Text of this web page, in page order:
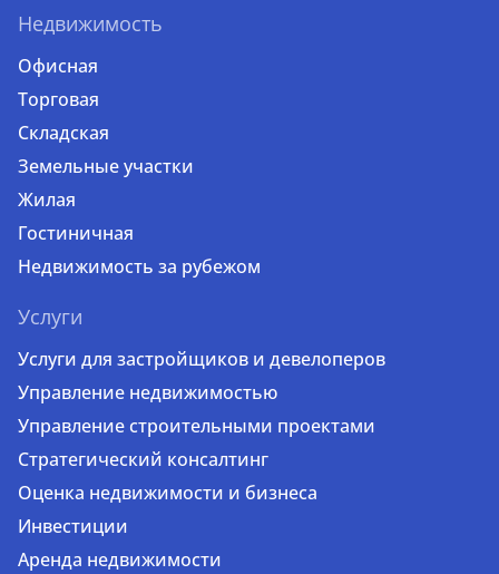
Недвижимость
Офисная
Торговая
Складская
Земельные участки
Жилая
Гостиничная
Недвижимость за рубежом
Услуги
Услуги для застройщиков и девелоперов
Управление недвижимостью
Управление строительными проектами
Стратегический консалтинг
Оценка недвижимости и бизнеса
Инвестиции
Аренда недвижимости